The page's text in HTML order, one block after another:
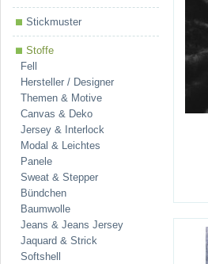
Stickmuster
Stoffe
Fell
Hersteller / Designer
Themen & Motive
Canvas & Deko
Jersey & Interlock
Modal & Leichtes
Panele
Sweat & Stepper
Bündchen
Baumwolle
Jeans & Jeans Jersey
Jaquard & Strick
Softshell